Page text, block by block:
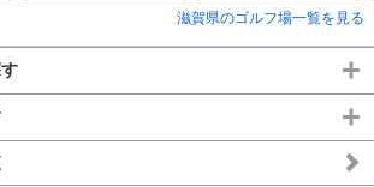
滋賀県のゴルフ場一覧を見る